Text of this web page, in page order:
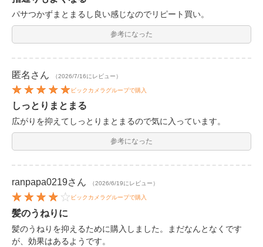
パサつかずまとまるし良い感じなのでリピート買い。
参考になった
匿名 さん （2026/7/16にレビュー）
ビックカメラグループで購入
しっとりまとまる
広がりを抑えてしっとりまとまるので気に入っています。
参考になった
ranpapa0219さん （2026/6/19にレビュー）
ビックカメラグループで購入
髪のうねりに
髪のうねりを抑えるために購入しました。まだなんとなくです
が、効果はあるようです。